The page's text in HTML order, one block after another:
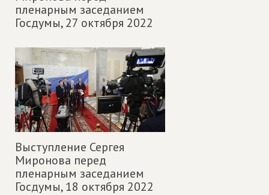
пленарным заседанием
Госдумы,27 октября 2022
Выступление Сергея
Миронова перед
пленарным заседанием
Госдумы,18 октября 2022